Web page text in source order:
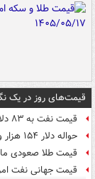
قیمت‌های روز در یک
قیمت نفت به ۸۳ دلار و ۵۵ سنت در هر بشکه رسید
حواله دلار ۱۵۴ هزار و ۴۵۱ تومان شد
قیمت طلا صعودی
قیمت جهانی نفت امروز ۱۶